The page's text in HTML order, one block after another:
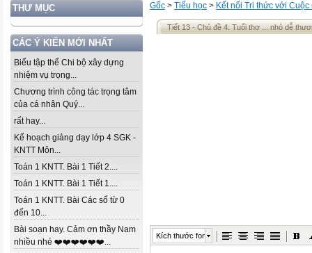
THƯ MỤC
CÁC Ý KIẾN MỚI NHẤT
Biểu tập thể Chi bộ xây dựng
nhiệm vụ trọng...
Chương trình công tác trọng tâm
của cá nhân Quý...
rất hay...
Kế hoạch giảng dạy lớp 4 SGK -
KNTT Môn...
Toán 1 KNTT. Bài 1 Tiết 2....
Toán 1 KNTT. Bài 1 Tiết 1....
Toán 1 KNTT. Bài Các số từ 0
đến 10...
Bài soạn hay. Cảm ơn thầy Nam
nhiều nhé ❤️❤️❤️❤️❤️❤️...
Gốc > Tiểu học > Kết nối Tri thức với Cuộc
Tiết 13 - Chủ đề 4: Tuổi thơ ... nhỏ dễ
Kích thước font